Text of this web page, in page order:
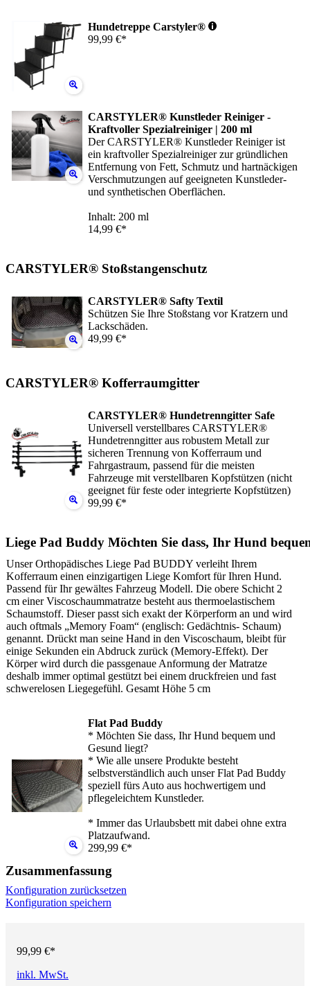
Hundetreppe Carstyler®
99,99 €*
CARSTYLER® Kunstleder Reiniger -
Kraftvoller Spezialreiniger | 200 ml
Der CARSTYLER® Kunstleder Reiniger ist
ein kraftvoller Spezialreiniger zur gründlichen
Entfernung von Fett, Schmutz und hartnäckigen
Verschmutzungen auf geeigneten Kunstleder-
und synthetischen Oberflächen.
Inhalt: 200 ml
14,99 €*
CARSTYLER® Stoßstangenschutz
CARSTYLER® Safty Textil
Schützen Sie Ihre Stoßstang vor Kratzern und
Lackschäden.
49,99 €*
CARSTYLER® Kofferraumgitter
CARSTYLER® Hundetrenngitter Safe
Universell verstellbares CARSTYLER®
Hundetrenngitter aus robustem Metall zur
sicheren Trennung von Kofferraum und
Fahrgastraum, passend für die meisten
Fahrzeuge mit verstellbaren Kopfstützen (nicht
geeignet für feste oder integrierte Kopfstützen)
99,99 €*
Liege Pad Buddy Möchten Sie dass, Ihr Hund
Unser Orthopädisches Liege Pad BUDDY verleiht Ihrem
Kofferraum einen einzigartigen Liege Komfort für Ihren Hund.
Passend für Ihr gewältes Fahrzeug Modell. Die obere Schicht 2
cm einer Viscoschaummatratze besteht aus thermoelastischem
Schaumstoff. Dieser passt sich exakt der Körperform an und wird
auch oftmals „Memory Foam“ (englisch: Gedächtnis- Schaum)
genannt. Drückt man seine Hand in den Viscoschaum, bleibt für
einige Sekunden ein Abdruck zurück (Memory-Effekt). Der
Körper wird durch die passgenaue Anformung der Matratze
deshalb immer optimal gestützt bei einem druckfreien und fast
schwerelosen Liegegefühl. Gesamt Höhe 5 cm
Flat Pad Buddy
* Möchten Sie dass, Ihr Hund bequem und
Gesund liegt?
* Wie alle unsere Produkte besteht
selbstverständlich auch unser Flat Pad Buddy
speziell fürs Auto aus hochwertigem und
pflegeleichtem Kunstleder.
* Immer das Urlaubsbett mit dabei ohne extra
Platzaufwand.
299,99 €*
Zusammenfassung
Konfiguration zurücksetzen
Konfiguration speichern
99,99 €*
inkl. MwSt.